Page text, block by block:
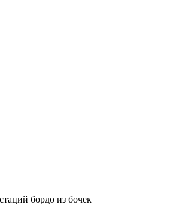
бордо из бочек